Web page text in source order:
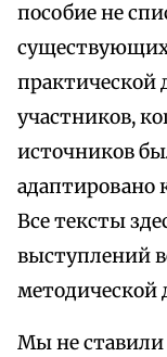
пособие не
практической
участников,
источников
адаптировано
Все тексты
выступлений
методической
Мы не ставили